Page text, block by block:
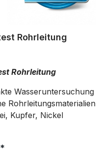
Rohrleitung
Rohrleitung
Wasseruntersuchung
Rohrleitungsmaterialien
Kupfer, Nickel